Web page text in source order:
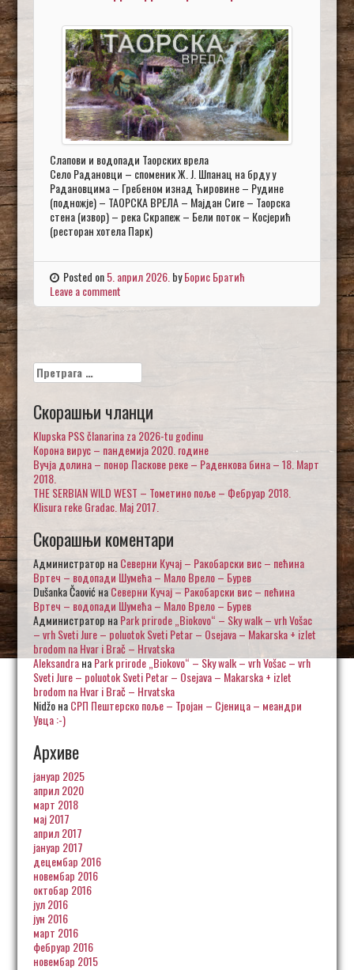
Слапови и водопади Таорских врела
Село Радановци – споменик Ж. Ј. Шпанац на брду у
Радановцима – Гребеном изнад Ћировине – Рудине
(подножје) – ТАОРСКА ВРЕЛА – Мајдан Сиге – Таорска
стена (извор) – река Скрапеж – Бели поток – Косјерић
(ресторан хотела Парк)
Posted on5. април 2026. byБорис Братић
Leave a comment
Претрага
за:
Скорашњи чланци
Klupska PSS članarina za 2026-tu godinu
Корона вирус – пандемија 2020. године
Вучја долина – понор Паскове реке – Раденкова бина – 18. Март
2018.
THE SERBIAN WILD WEST – Тометино поље – Фебруар 2018.
Klisura reke Gradac. Maj 2017.
Скорашњи коментари
Администратор наСеверни Кучај – Ракобарски вис – пећина
Вртеч – водопади Шумећа – Мало Врело – Бурев
Dušanka ČaovićнаСеверни Кучај – Ракобарски вис – пећина
Вртеч – водопади Шумећа – Мало Врело – Бурев
Администратор наPark prirode „Biokovo“ – Sky walk – vrh Vošac
– vrh Sveti Jure – poluotok Sveti Petar – Osejava – Makarska + izlet
brodom na Hvar i Brač – Hrvatska
AleksandraнаPark prirode „Biokovo“ – Sky walk – vrh Vošac – vrh
Sveti Jure – poluotok Sveti Petar – Osejava – Makarska + izlet
brodom na Hvar i Brač – Hrvatska
NidžoнаСРП Пештерско поље – Тројан – Сјеница – меандри
Увца :-)
Архиве
јануар 2025
април 2020
март 2018
мај 2017
април 2017
јануар 2017
децембар 2016
новембар 2016
октобар 2016
јул 2016
јун 2016
март 2016
фебруар 2016
новембар 2015